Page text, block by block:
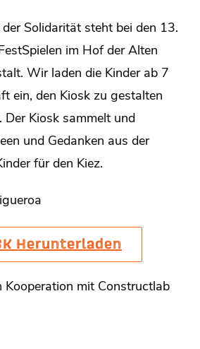
Solidarität steht bei den 13.
im Hof der Alten
Wir laden die Kinder ab 7
ein, den Kiosk zu gestalten
Der Kiosk sammelt und
und Gedanken aus der
für den Kiez.
Herunterladen
Kooperation mit Constructlab